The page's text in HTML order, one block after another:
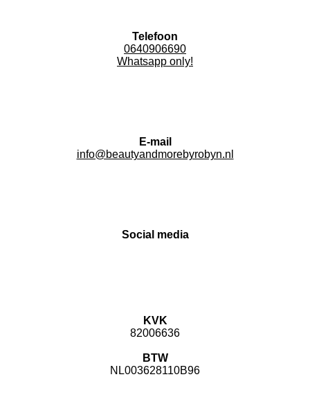
Telefoon
0640906690
Whatsapp only!
E-mail
info@beautyandmorebyrobyn.nl
Social media
b
o
o
k
g
a
m
KVK
82006636
BTW
NL003628110B96